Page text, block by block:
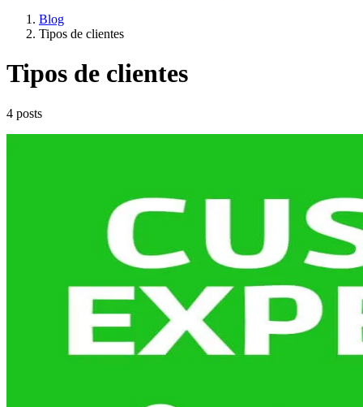
Blog
Tipos de clientes
Tipos de clientes
4 posts